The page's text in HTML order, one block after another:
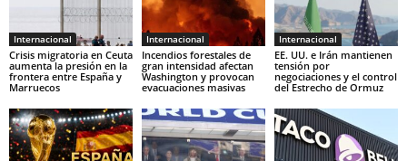
Internacional
Crisis migratoria en Ceuta
aumenta la presión en la
frontera entre España y
Marruecos
Internacional
Incendios forestales de
gran intensidad afectan
Washington y provocan
evacuaciones masivas
Internacional
EE. UU. e Irán mantienen
tensión por
negociaciones y el control
del Estrecho de Ormuz